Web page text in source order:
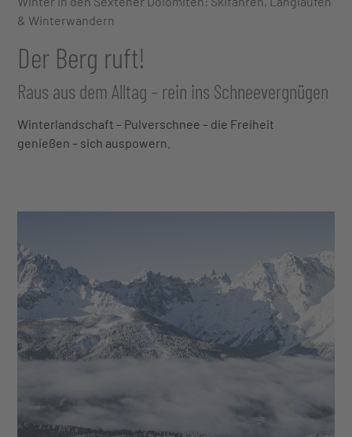
& Winterwandern
Der Berg ruft!
Raus aus dem Alltag – rein ins Schneevergnügen
Winterlandschaft – Pulverschnee – die Freiheit
genießen – sich auspowern.